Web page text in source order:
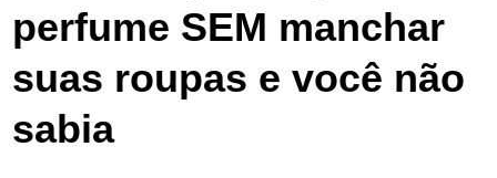
perfume SEM manchar
suas roupas e você não
sabia